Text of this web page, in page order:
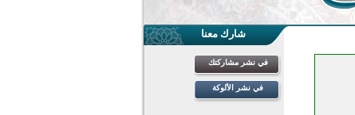
شارك معنا
في نشر مشاركتك
في نشر الألوكة